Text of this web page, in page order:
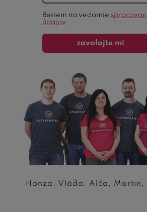
Honza, Vláďa, Alča, Martin,
formulára
Beriem na vedomie
údajov.
zavolajte mi